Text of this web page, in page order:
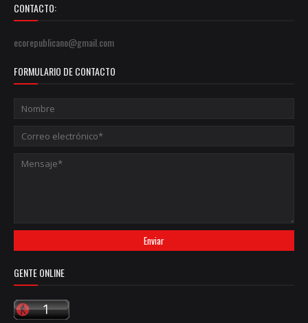
CONTACTO:
ecorepublicano@gmail.com
FORMULARIO DE CONTACTO
GENTE ONLINE